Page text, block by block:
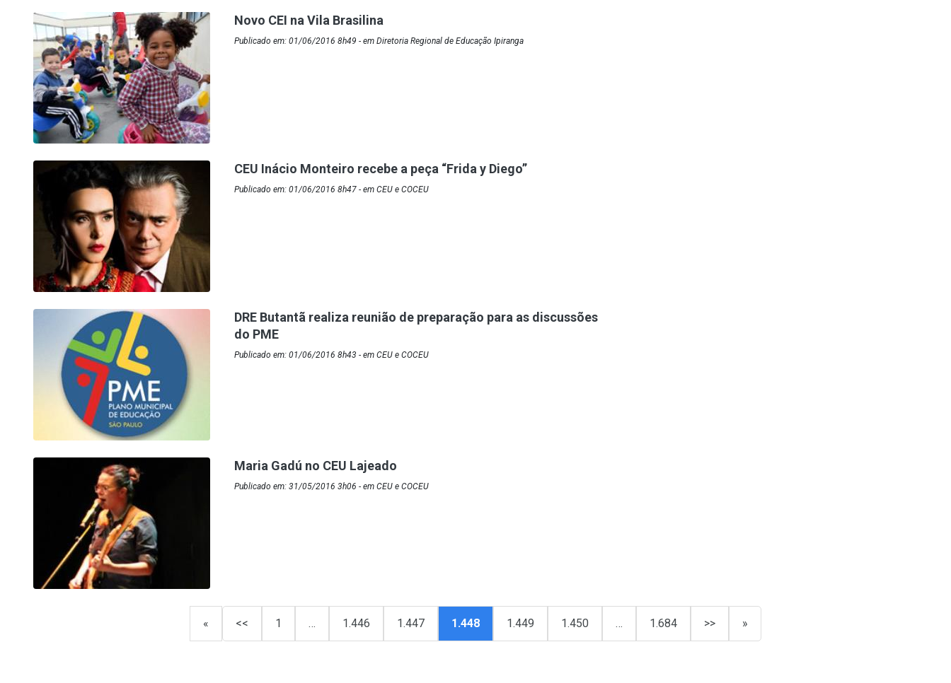
Novo CEI na Vila Brasilina
Publicado em: 01/06/2016 8h49 - em Diretoria Regional de Educação Ipiranga
CEU Inácio Monteiro recebe a peça “Frida y Diego”
Publicado em: 01/06/2016 8h47 - em CEU e COCEU
DRE Butantã realiza reunião de preparação para as discussões
do PME
Publicado em: 01/06/2016 8h43 - em CEU e COCEU
Maria Gadú no CEU Lajeado
Publicado em: 31/05/2016 3h06 - em CEU e COCEU
« << 1 … 1.446 1.447 1.448 1.449 1.450 … 1.684 >> »